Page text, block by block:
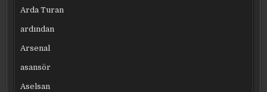
Arda Turan
ardından
Arsenal
asansör
Aselsan